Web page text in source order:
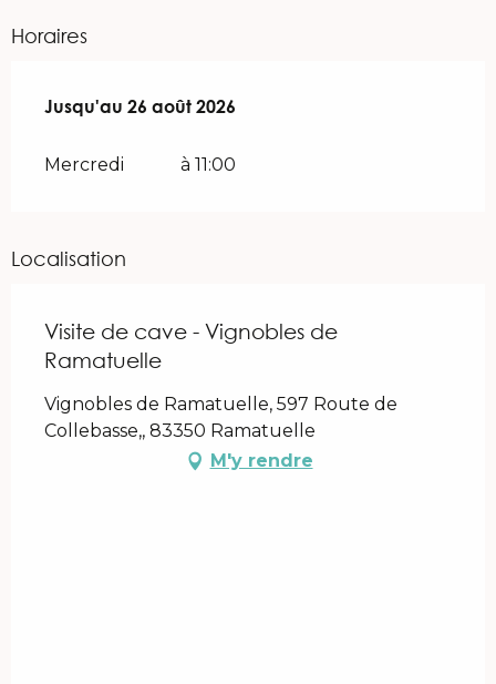
Horaires
Du1 juillet 2026au26 août 2026
Jusqu'au 26 août 2026
Mercredi à 11:00
Localisation
Visite de cave - Vignobles de
Ramatuelle
Vignobles de Ramatuelle, 597 Route de
Collebasse,, 83350 Ramatuelle
M'y rendre